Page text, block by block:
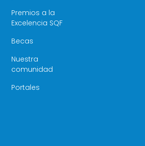
Premios a la
Excelencia SQF
Becas
Nuestra
comunidad
Portales